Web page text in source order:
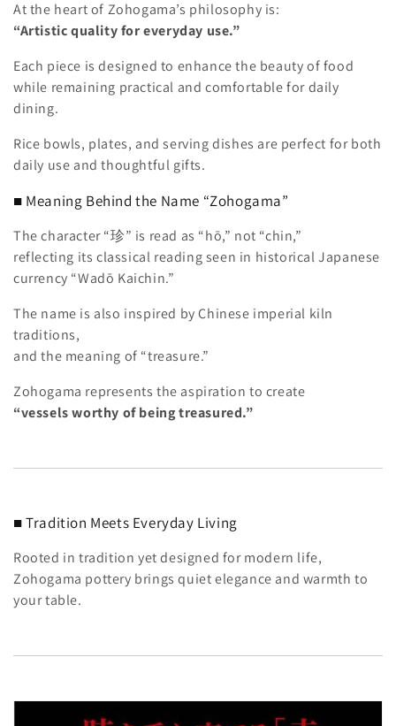
At the heart of Zohogama’s philosophy is:
“Artistic quality for everyday use.”
Each piece is designed to enhance the beauty of food
while remaining practical and comfortable for daily
dining.
Rice bowls, plates, and serving dishes are perfect for both
daily use and thoughtful gifts.
■ Meaning Behind the Name “Zohogama”
The character “珍” is read as “hō,” not “chin,”
reflecting its classical reading seen in historical Japanese
currency “Wadō Kaichin.”
The name is also inspired by Chinese imperial kiln
traditions,
and the meaning of “treasure.”
Zohogama represents the aspiration to create
“vessels worthy of being treasured.”
■ Tradition Meets Everyday Living
Rooted in tradition yet designed for modern life,
Zohogama pottery brings quiet elegance and warmth to
your table.